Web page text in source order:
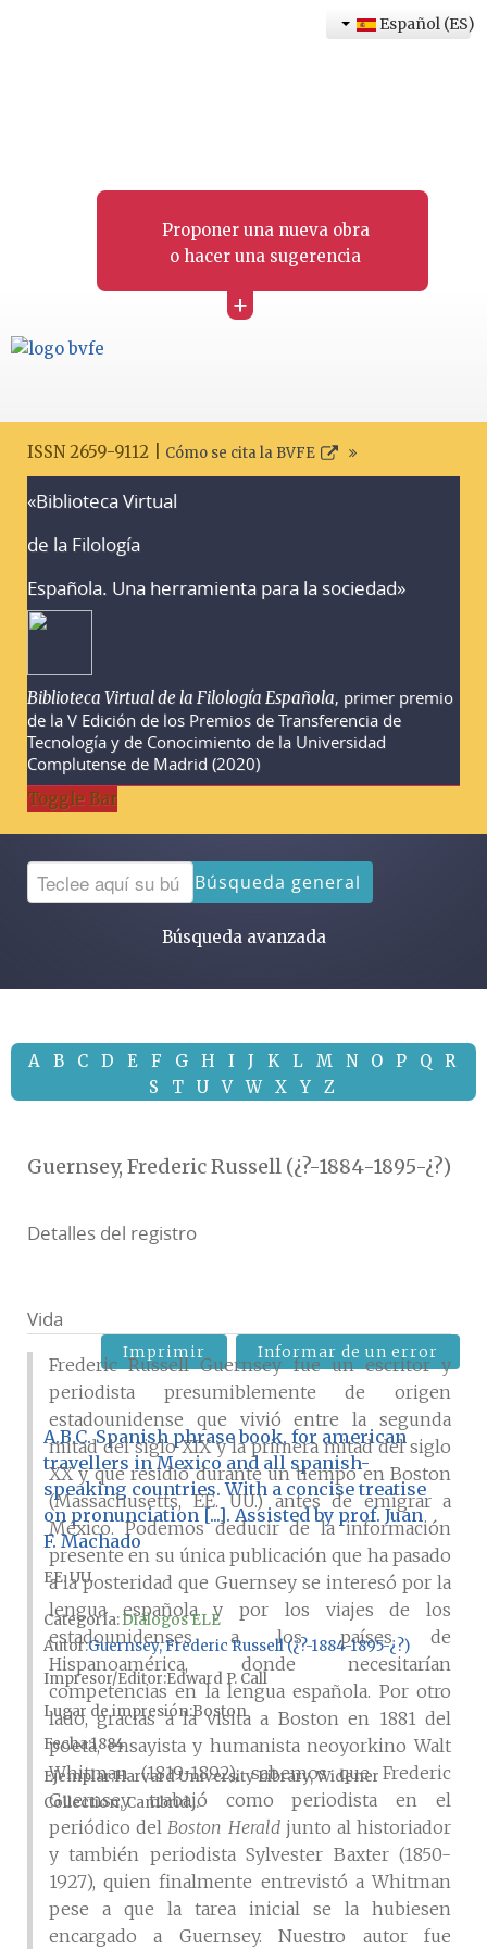
Proponer una nueva obra
o hacer una sugerencia
+
Español (ES)
ISSN 2659-9112 | Cómo se cita la BVFE
«Biblioteca Virtual
de la Filología
Española. Una herramienta para la sociedad»
Biblioteca Virtual de la Filología Española, primer premio
de la V Edición de los Premios de Transferencia de
Tecnología y de Conocimiento de la Universidad
Complutense de Madrid (2020)
Toggle Bar
Búsqueda general
Búsqueda avanzada
A B C D E F G H I J K L M N O P Q
R
S
T U V W X Y Z
Guernsey, Frederic Russell (¿?-1884-1895-¿?)
Detalles del registro
Vida
Frederic Russell Guernsey fue un escritor y
periodista presumiblemente de origen
estadounidense que vivió entre la segunda
mitad del siglo XIX y la primera mitad del siglo
XX y que residió durante un tiempo en Boston
(Massachusetts, EE. UU.) antes de emigrar a
México. Podemos deducir de la información
presente en su única publicación que ha pasado
a la posteridad que Guernsey se interesó por la
lengua española y por los viajes de los
estadounidenses a los países de
Hispanoamérica, donde necesitarían
competencias en la lengua española. Por otro
lado, gracias a la visita a Boston en 1881 del
poeta, ensayista y humanista neoyorkino Walt
Whitman (1819-1892), sabemos que Frederic
Guernsey trabajó como periodista en el
periódico delBoston Heraldjunto al historiador
y también periodista Sylvester Baxter (1850-
1927), quien finalmente entrevistó a Whitman
pese a que la tarea inicial se la hubiesen
encargado a Guernsey. Nuestro autor fue
Imprimir Informar de un error
A.B.C. Spanish phrase book, for american
travellers in Mexico and all spanish-
speaking countries. With a concise treatise
on pronunciation [...]. Assisted by prof. Juan
F. Machado
EE. UU.
Categoría:Diálogos ELE
AutorGuernsey, Frederic Russell (¿?-1884-1895-¿?)
Impresor/Editor Edward P. Call
Lugar de impresiónBoston
Fecha1884
EjemplarHarvard University Library, Widener
Collection, Cambrid...